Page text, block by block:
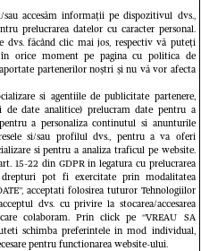
accesăm informații pe dispozitivul dvs.,
prelucrarea datelor cu caracter personal.
dvs. făcând clic mai jos, respectiv vă puteți
orice moment pe pagina cu politica de
partenerilor noștri și nu vă vor afecta
si agentiile de publicitate partenere,
date analitice) prelucram date pentru a
a personaliza continutul si anunturile
si/sau profilul dvs., pentru a va oferi
si pentru a analiza traficul pe website.
15-22 din GDPR in legatura cu prelucrarea
drepturi pot fi exercitate prin modalitatea
acceptati folosirea tuturor Tehnologiilor
dvs. cu privire la stocarea/accesarea
colaboram. Prin click pe “VREAU SA
schimba preferintele in mod individual,
pentru functionarea website-ului.